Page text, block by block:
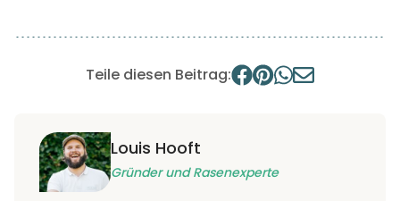
Teile diesen Beitrag:
Louis Hooft
Gründer und Rasenexperte